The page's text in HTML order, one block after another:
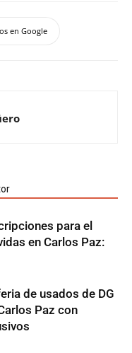
en Google
para el
en Carlos Paz:
de usados de DG
Paz con